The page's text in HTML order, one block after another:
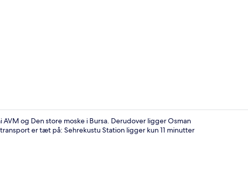
og Den store moske i Bursa. Derudover ligger Osman
er tæt på: Sehrekustu Station ligger kun 11 minutter